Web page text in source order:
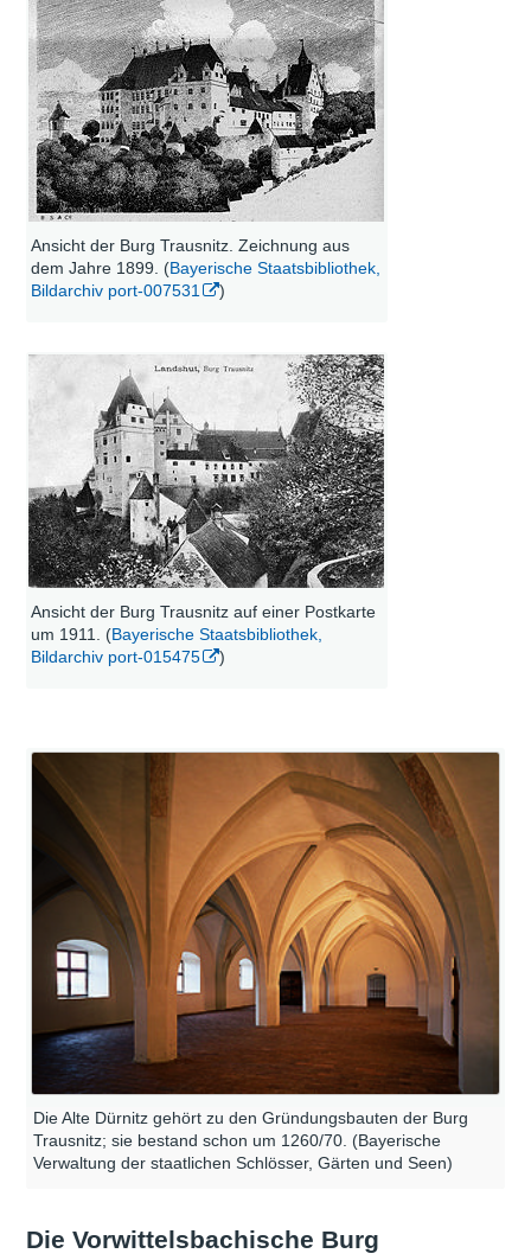
Ansicht der Burg Trausnitz. Zeichnung aus
dem Jahre 1899. (Bayerische Staatsbibliothek,
Bildarchiv port-007531
)
Ansicht der Burg Trausnitz auf einer Postkarte
um 1911. (Bayerische Staatsbibliothek,
Bildarchiv port-015475
)
Die Alte Dürnitz gehört zu den Gründungsbauten der Burg
Trausnitz; sie bestand schon um 1260/70. (Bayerische
Verwaltung der staatlichen Schlösser, Gärten und Seen)
Die Vorwittelsbachische Burg